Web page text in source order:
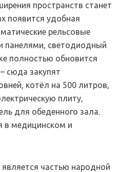
пространств станет
появится удобная
рельсовые
панелями, светодиодный
полностью обновится
сюда закупят
котёл на 500 литров,
плиту,
для обеденного зала.
в медицинском и
частью народной